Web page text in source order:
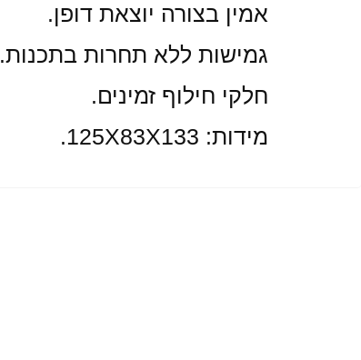
אמין בצורה יוצאת דופן.
גמישות ללא תחרות בתכנות.
חלקי חילוף זמינים.
מידות: 125X83X133.